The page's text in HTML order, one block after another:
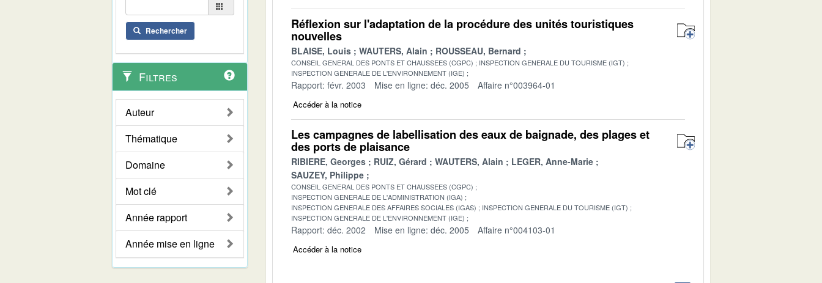
Rechercher
Filtres
Auteur
Thématique
Domaine
Mot clé
Année rapport
Année mise en ligne
Réflexion sur l'adaptation de la procédure des unités touristiques
nouvelles
BLAISE, Louis WAUTERS, Alain ROUSSEAU, Bernard
CONSEIL GENERAL DES PONTS ET CHAUSSEES (CGPC)
INSPECTION GENERALE DU TOURISME (IGT)
INSPECTION GENERALE DE L'ENVIRONNEMENT (IGE)
Rapport: févr. 2003 Mise en ligne: déc. 2005 Affaire n°003964-01
Accéder à la notice
Les campagnes de labellisation des eaux de baignade, des plages et
des ports de plaisance
RIBIERE, Georges RUIZ, Gérard WAUTERS, Alain
LEGER, Anne-Marie
SAUZEY, Philippe
CONSEIL GENERAL DES PONTS ET CHAUSSEES (CGPC)
INSPECTION GENERALE DE L'ADMINISTRATION (IGA)
INSPECTION GENERALE DES AFFAIRES SOCIALES (IGAS)
INSPECTION GENERALE DU TOURISME (IGT)
INSPECTION GENERALE DE L'ENVIRONNEMENT (IGE)
Rapport: déc. 2002 Mise en ligne: déc. 2005 Affaire n°004103-01
Accéder à la notice